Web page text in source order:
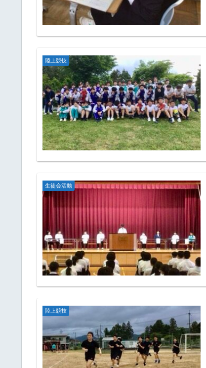
陸上競技
生徒会活動
陸上競技